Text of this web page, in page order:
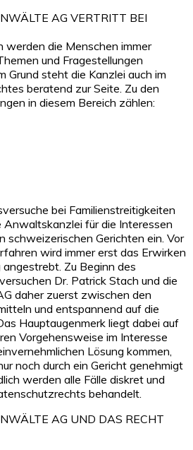
AG VERTRITT BEI
werden die Menschen immer
und Fragestellungen
Grund steht die Kanzlei auch im
beratend zur Seite. Zu den
in diesem Bereich zählen:
bei Familienstreitigkeiten
für die Interessen
schweizerischen Gerichten ein. Vor
wird immer erst das Erwirken
Zu Beginn des
Dr. Patrick Stach und die
daher zuerst zwischen den
und entspannend auf die
Hauptaugenmerk liegt dabei auf
Vorgehensweise im Interesse
Lösung kommen,
noch durch ein Gericht genehmigt
werden alle Fälle diskret und
behandelt.
AG UND DAS RECHT